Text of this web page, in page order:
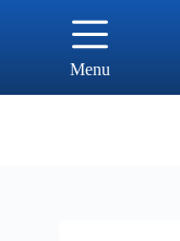
Menu